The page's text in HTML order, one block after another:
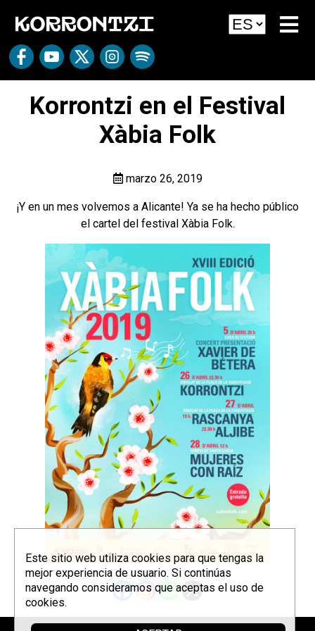
Korrontzi en el Festival
Xàbia Folk
marzo 26, 2019
¡Y en un mes volvemos a Alicante! Ya se ha hecho público
el cartel del festival Xàbia Folk.
Este sitio web utiliza cookies para que tengas la
mejor experiencia de usuario. Si continúas
navegando consideramos que aceptas el uso de
cookies.